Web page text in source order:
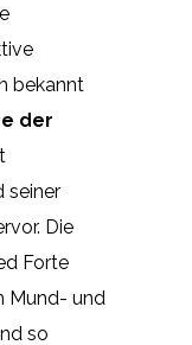
bekannt
der
seiner
Die
Forte
Mund- und
so